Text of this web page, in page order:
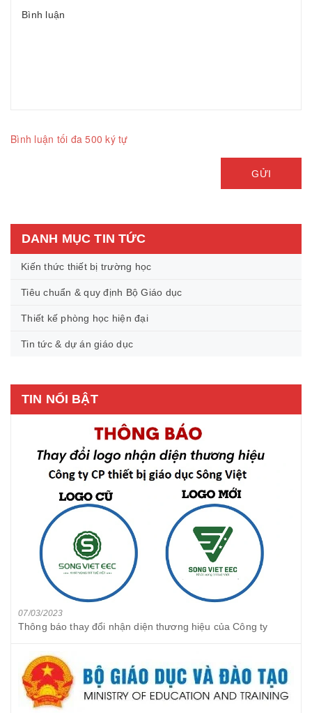
DANH MỤC TIN TỨC
Kiến thức thiết bị trường học
Tiêu chuẩn & quy định Bộ Giáo dục
Thiết kế phòng học hiện đại
Tin tức & dự án giáo dục
TIN NỔI BẬT
07/03/2023
Thông báo thay đổi nhận diện thương hiệu của Công ty
Bình luận tối đa 500 ký tự
GỬI